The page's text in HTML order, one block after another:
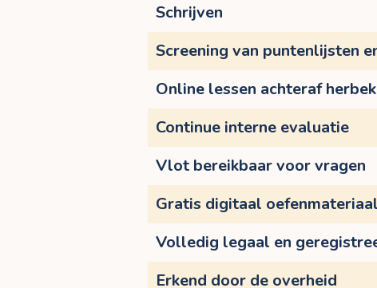
Schrijven
Screening van puntenlijsten
Online lessen achteraf
Continue interne evaluatie
Vlot bereikbaar voor vragen
Gratis digitaal oefenmateriaal
Volledig legaal en
Erkend door de overheid